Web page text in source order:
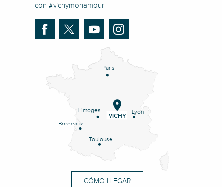
con #vichymonamour
Paris
Lyon
Limoges
Bordeaux
Toulouse
VICHY
CÓMO LLEGAR